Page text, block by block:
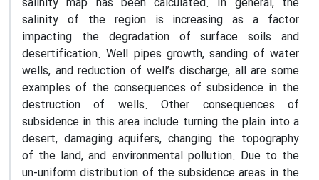
salinity of the region is increasing as a factor
impacting the degradation of surface soils and
desertification. Well pipes growth, sanding of water
wells, and reduction of well’s discharge, all are some
examples of the consequences of subsidence in the
destruction of wells. Other consequences of
subsidence in this area include turning the plain into a
desert, damaging aquifers, changing the topography
of the land, and environmental pollution. Due to the
un-uniform distribution of the subsidence areas in ​​the